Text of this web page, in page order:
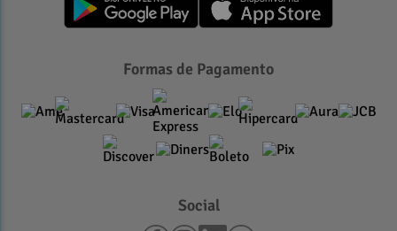
Formas de Pagamento
Social